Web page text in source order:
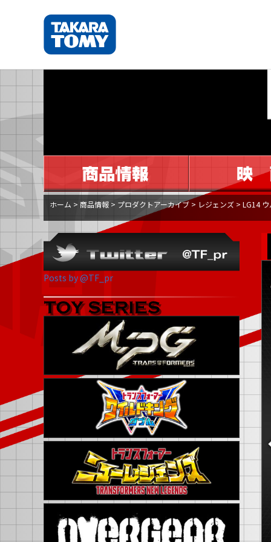
ホーム > 商品情報 > プロダクトアーカイブ > レジェンズ > LG14
Posts by @TF_pr